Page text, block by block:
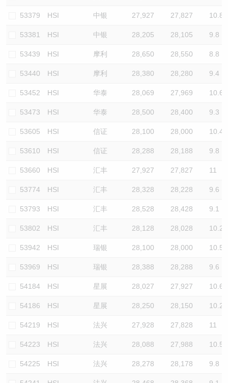
53379 HSI 中银 27,927 27,827 10.8
53381 HSI 中银 28,205 28,105 9.8
53439 HSI 摩利 28,650 28,550 8.8
53440 HSI 摩利 28,380 28,280 9.4
53452 HSI 华泰 28,069 27,969 10.6
53473 HSI 华泰 28,500 28,400 9.3
53605 HSI 信证 28,100 28,000 10.4
53610 HSI 信证 28,288 28,188 9.8
53660 HSI 汇丰 27,927 27,827 11
53774 HSI 汇丰 28,328 28,228 9.6
53793 HSI 汇丰 28,528 28,428 9.1
53802 HSI 汇丰 28,128 28,028 10.2
53942 HSI 瑞银 28,100 28,000 10.5
53969 HSI 瑞银 28,388 28,288 9.6
54184 HSI 星展 28,027 27,927 10.6
54186 HSI 星展 28,250 28,150 10.2
54219 HSI 法兴 27,928 27,828 11
54223 HSI 法兴 28,088 27,988 10.5
54225 HSI 法兴 28,278 28,178 9.8